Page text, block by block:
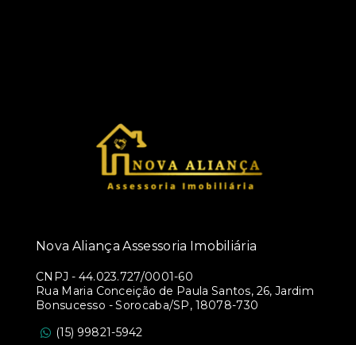
Nova Aliança Assessoria Imobiliária
CNPJ - 44.023.727/0001-60
Rua Maria Conceição de Paula Santos, 26, Jardim
Bonsucesso - Sorocaba/SP, 18078-730
(15) 99821-5942